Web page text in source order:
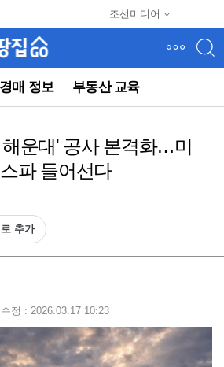
조선미디어
경매 정보 부동산 교육
운대' 공사 본격화…미
파 들어선다
추가
정 : 2026.03.17 10:23